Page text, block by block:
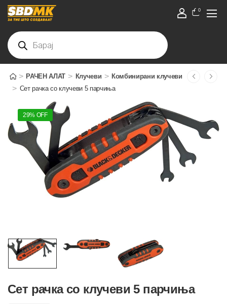
0
> РАЧЕН АЛАТ > Клучеви > Комбинирани клучеви
> Сет рачка со клучеви 5 парчиња
29% OFF
Сет рачка со клучеви 5 парчиња